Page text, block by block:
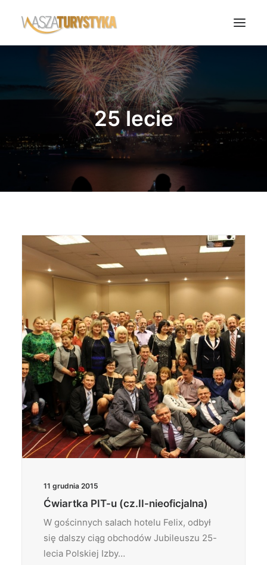
Księga wspomnień
Biura podróży
Noclegi
Polska
Świat
Wasze Podróże
25 lecie
11 grudnia 2015
Ćwiartka PIT-u (cz.II-nieoficjalna)
W gościnnych salach hotelu Felix, odbył
się dalszy ciąg obchodów Jubileuszu 25-
lecia Polskiej Izby…